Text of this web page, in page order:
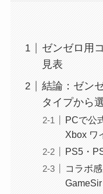
ゼンゼロ用
見表
結論：ゼン
タイプから
PCで公
Xbox ワ
PS5・
コラボ